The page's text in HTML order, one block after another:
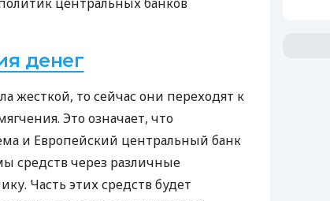
денег
жесткой, то сейчас они переходят к
Это означает, что
и Европейский центральный банк
средств через различные
Часть этих средств будет